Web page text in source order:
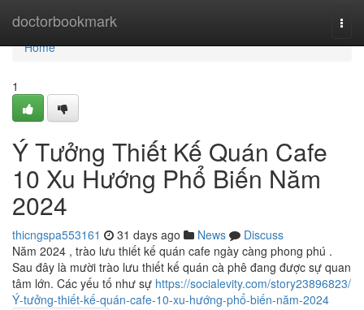
doctorbookmark
Home
Home
1
Ý Tưởng Thiết Kế Quán Cafe
10 Xu Hướng Phổ Biến Năm
2024
thicngspa553161 31 days ago News
Discuss
Năm 2024 , trào lưu thiết kế quán cafe ngày càng phong phú .
Sau đây là mười trào lưu thiết kế quán cà phê đang được sự quan
tâm lớn. Các yếu tố như sự https://socialevity.com/story23896823/
Ý-tưởng-thiết-kế-quán-cafe-10-xu-hướng-phổ-biến-năm-2024